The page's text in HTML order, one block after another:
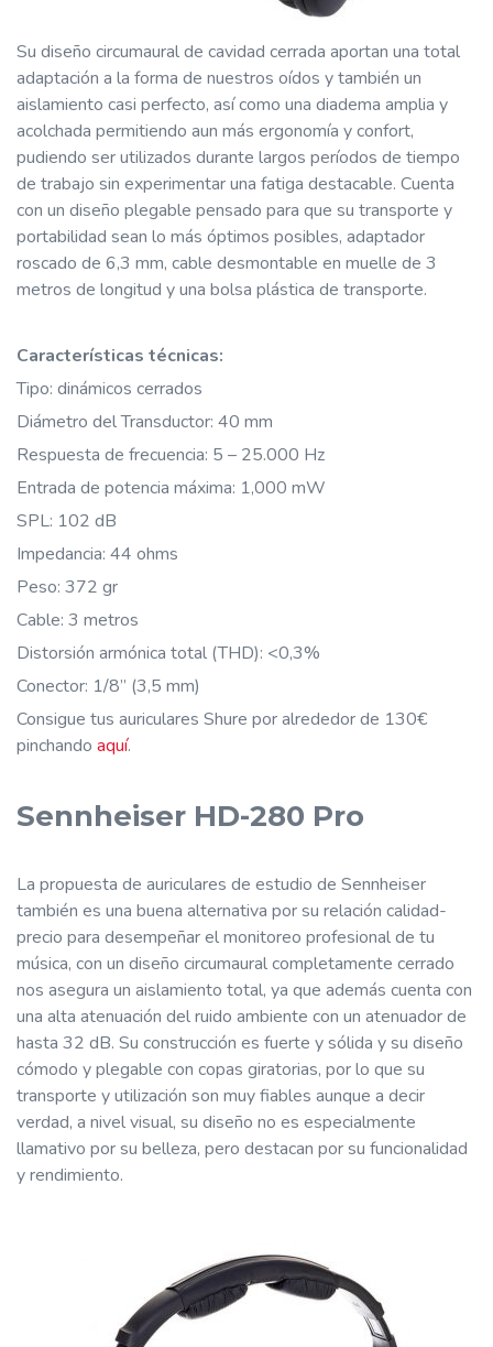
Su diseño circumaural de cavidad cerrada aportan una total
adaptación a la forma de nuestros oídos y también un
aislamiento casi perfecto, así como una diadema amplia y
acolchada permitiendo aun más ergonomía y confort,
pudiendo ser utilizados durante largos períodos de tiempo
de trabajo sin experimentar una fatiga destacable. Cuenta
con un diseño plegable pensado para que su transporte y
portabilidad sean lo más óptimos posibles, adaptador
roscado de 6,3 mm, cable desmontable en muelle de 3
metros de longitud y una bolsa plástica de transporte.
Características técnicas:
Tipo: dinámicos cerrados
Diámetro del Transductor: 40 mm
Respuesta de frecuencia: 5 – 25.000 Hz
Entrada de potencia máxima: 1,000 mW
SPL: 102 dB
Impedancia: 44 ohms
Peso: 372 gr
Cable: 3 metros
Distorsión armónica total (THD): <0,3%
Conector: 1/8” (3,5 mm)
Consigue tus auriculares Shure por alrededor de 130€
pinchando aquí.
Sennheiser HD-280 Pro
La propuesta de auriculares de estudio de Sennheiser
también es una buena alternativa por su relación calidad-
precio para desempeñar el monitoreo profesional de tu
música, con un diseño circumaural completamente cerrado
nos asegura un aislamiento total, ya que además cuenta con
una alta atenuación del ruido ambiente con un atenuador de
hasta 32 dB. Su construcción es fuerte y sólida y su diseño
cómodo y plegable con copas giratorias, por lo que su
transporte y utilización son muy fiables aunque a decir
verdad, a nivel visual, su diseño no es especialmente
llamativo por su belleza, pero destacan por su funcionalidad
y rendimiento.